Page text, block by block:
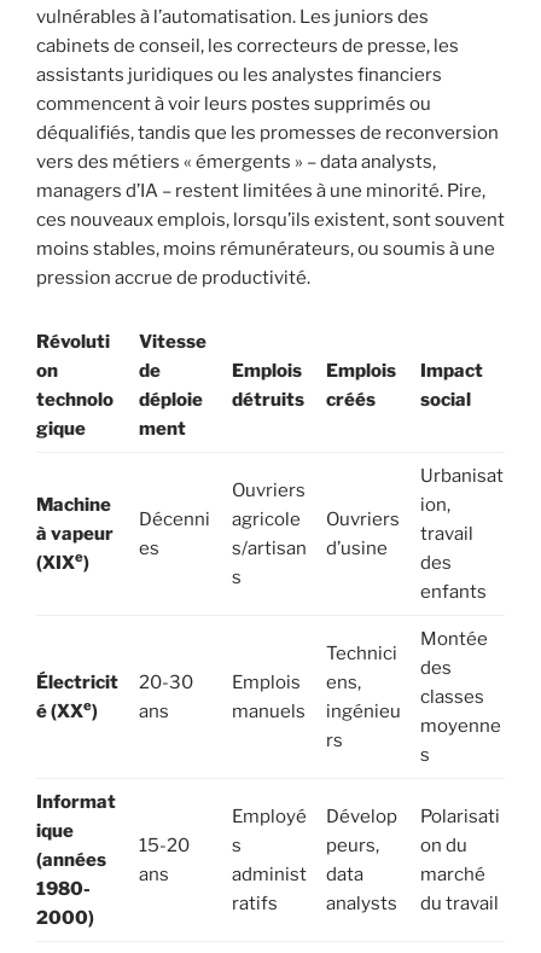
vulnérables à l’automatisation. Les juniors des
cabinets de conseil, les correcteurs de presse, les
assistants juridiques ou les analystes financiers
commencent à voir leurs postes supprimés ou
déqualifiés, tandis que les promesses de reconversion
vers des métiers « émergents » – data analysts,
managers d’IA – restent limitées à une minorité. Pire,
ces nouveaux emplois, lorsqu’ils existent, sont souvent
moins stables, moins rémunérateurs, ou soumis à une
pression accrue de productivité.
Révoluti
on
technolo
gique
Vitesse
de
déploie
ment
Emplois
détruits
Emplois
créés
Impact
social
Machine
à vapeur
(XIXe)
Décenni
es
Ouvriers
agricole
s/artisan
s
Ouvriers
d’usine
Urbanisat
ion,
travail
des
enfants
Électricit
é (XXe)
20-30
ans
Emplois
manuels
Technici
ens,
ingénieu
rs
Montée
des
classes
moyenne
s
Informat
ique
(années
1980-
2000)
15-20
ans
Employé
s
administ
ratifs
Dévelop
peurs,
data
analysts
Polarisati
on du
marché
du travail